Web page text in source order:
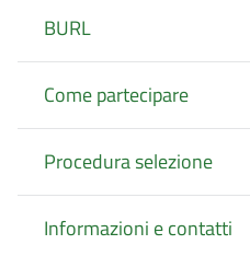
BURL
Come partecipare
Procedura selezione
Informazioni e contatti